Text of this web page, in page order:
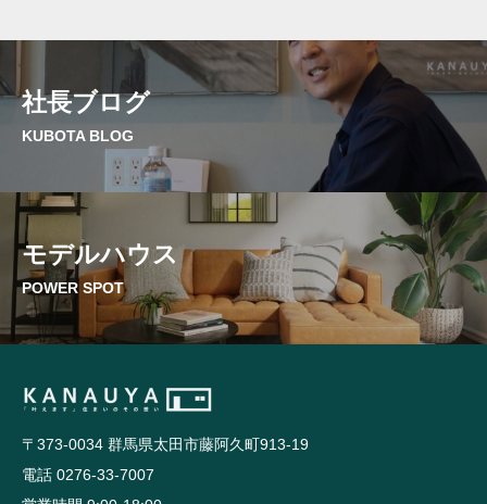
社長ブログ
KUBOTA BLOG
モデルハウス
POWER SPOT
〒373-0034 群馬県太田市藤阿久町913-19
電話 0276-33-7007